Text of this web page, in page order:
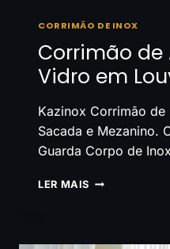
CORRIMÃO DE INOX
Corrimão de
Vidro em
Kazinox Corrimão de
Sacada e Mezanino.
Guarda Corpo de
LER MAIS CORRIMÃO
E